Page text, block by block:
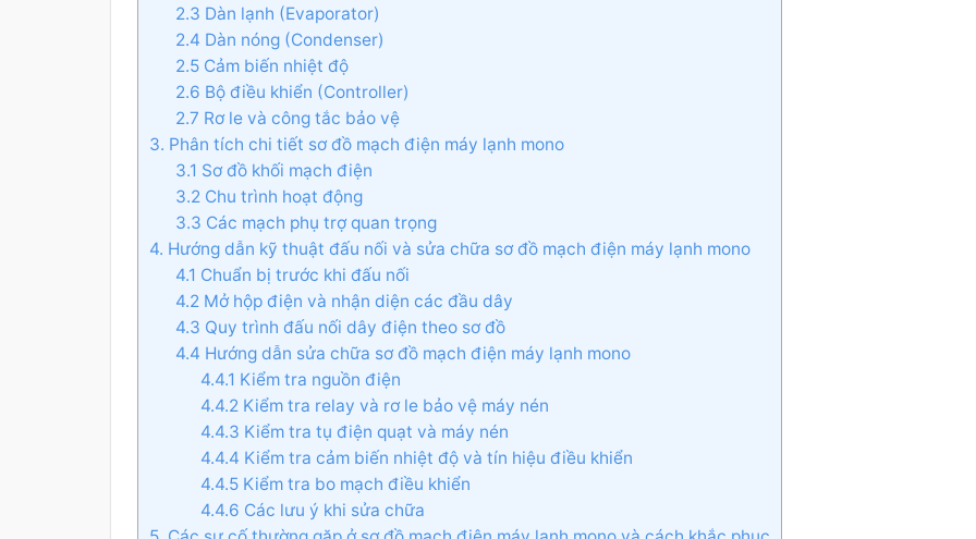
2.3 Dàn lạnh (Evaporator)
2.4 Dàn nóng (Condenser)
2.5 Cảm biến nhiệt độ
2.6 Bộ điều khiển (Controller)
2.7 Rơ le và công tắc bảo vệ
3. Phân tích chi tiết sơ đồ mạch điện máy lạnh mono
3.1 Sơ đồ khối mạch điện
3.2 Chu trình hoạt động
3.3 Các mạch phụ trợ quan trọng
4. Hướng dẫn kỹ thuật đấu nối và sửa chữa sơ đồ mạch điện máy lạnh mono
4.1 Chuẩn bị trước khi đấu nối
4.2 Mở hộp điện và nhận diện các đầu dây
4.3 Quy trình đấu nối dây điện theo sơ đồ
4.4 Hướng dẫn sửa chữa sơ đồ mạch điện máy lạnh mono
4.4.1 Kiểm tra nguồn điện
4.4.2 Kiểm tra relay và rơ le bảo vệ máy nén
4.4.3 Kiểm tra tụ điện quạt và máy nén
4.4.4 Kiểm tra cảm biến nhiệt độ và tín hiệu điều khiển
4.4.5 Kiểm tra bo mạch điều khiển
4.4.6 Các lưu ý khi sửa chữa